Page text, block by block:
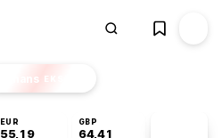
Finans EKSTRA
EUR
55,19
GBP
64,41